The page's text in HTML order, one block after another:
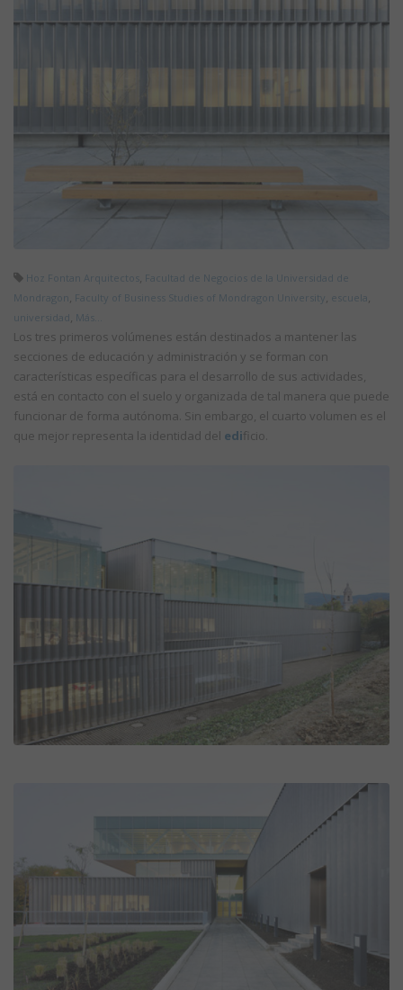
Hoz Fontan Arquitectos, Facultad de Negocios de la Universidad de
Mondragon, Faculty of Business Studies of Mondragon University, escuela,
universidad, Más...
Los tres primeros volúmenes están destinados a mantener las
secciones de educación y administración y se forman con
características específicas para el desarrollo de sus actividades,
está en contacto con el suelo y organizada de tal manera que puede
funcionar de forma autónoma. Sin embargo, el cuarto volumen es el
que mejor representa la identidad del edificio.